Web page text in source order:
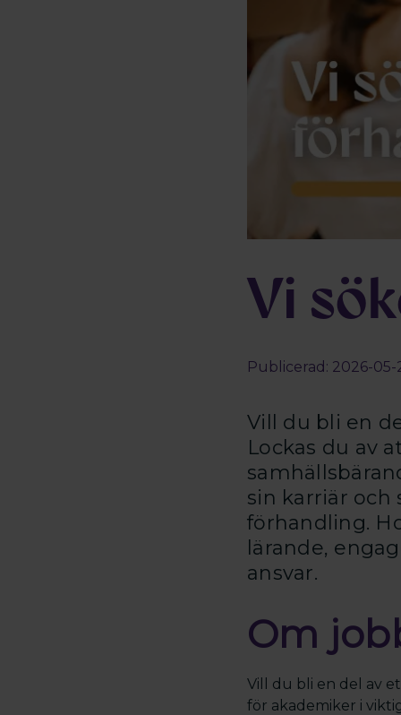
Vi
Publicerad: 2026-05-
Vill du bli en
Lockas du av
sin karriär och
förhandling.
lärande,
ansvar.
Om
Vill du bli en del av
för akademiker i